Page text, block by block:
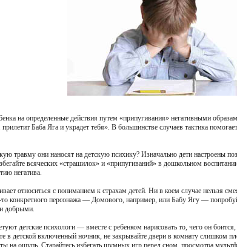
на определенные действия путем «припугивания» негативными
Баба Яга и украдет тебя». В большинстве случаев тактика
травму они наносят на детскую психику? Изначально дети настроены
всяческих «страшилок» и «припугиваний» в дошкольном
негатива.
относиться с пониманием к страхам детей. Ни в коем случае нельзя
конкретного персонажа — Домового, например, или Бабу Ягу —
добрыми.
детские психологи — вместе с ребенком нарисовать то, чего он
в детской включенный ночник, не закрывайте двери в комнату слишком
на ощупь. Старайтесь избегать шумных игр перед сном, просмотра